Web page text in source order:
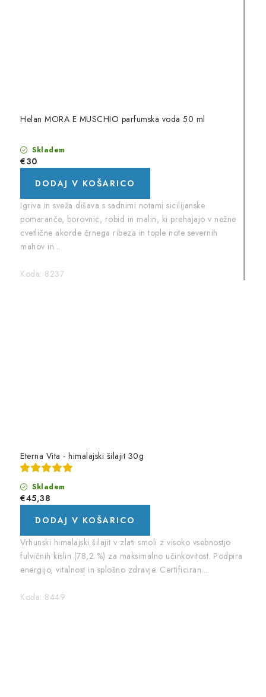
Helan MORA E MUSCHIO parfumska voda 50 ml
Skladem
€30
DODAJ V KOŠARICO
Igriva in sveža dišava s sadnimi notami sicilijanske
pomaranče, borovnic, robid in malin, ki prehajajo v nežne
cvetlične akorde črnega ribeza in tople note severnih
mahov in...
Koda: 8237
Eterna Vita - himalajski šilajit 30g
Skladem
€45,38
DODAJ V KOŠARICO
Vrhunski himalajski šilajit v zlati smoli z visoko vsebnostjo
fulvičnih kislin (78,2 %) za maksimalno učinkovitost. Podpira
energijo, vitalnost in splošno zdravje. Certificiran...
Koda: 8449